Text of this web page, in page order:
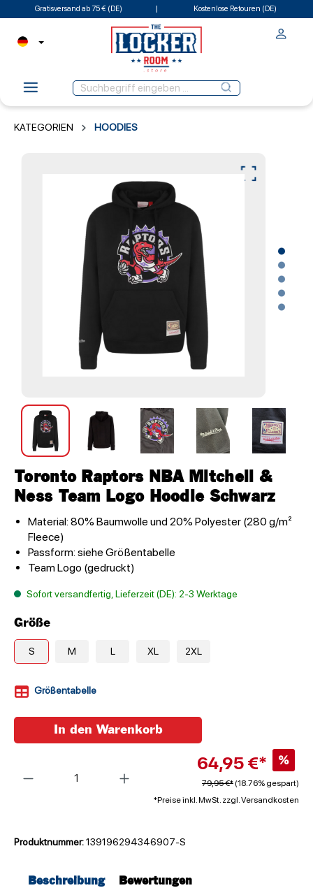
Gratisversand ab 75 € (DE) Kostenlose Retouren (DE)
KATEGORIEN HOODIES
Toronto Raptors NBA Mitchell &
Ness Team Logo Hoodie Schwarz
Material: 80% Baumwolle und 20% Polyester (280 g/m²
Fleece)
Passform: siehe Größentabelle
Team Logo (gedruckt)
Sofort versandfertig, Lieferzeit (DE): 2-3 Werktage
Größe
S M L XL 2XL
Größentabelle
64,95 €* %
79,95 €* (18.76% gespart)
*Preise inkl. MwSt. zzgl. Versandkosten
In den Warenkorb
Produktnummer:139196294346907-S
Beschreibung Bewertungen